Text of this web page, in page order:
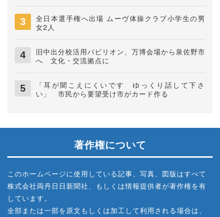
全日本選手権へ出場 ムーヴ体操クラブ小学生の男
女2人
旧中出分校活用パビリオン、万博会場から泉佐野市
へ 文化・交流拠点に
「耳が聞こえにくいです ゆっくり話して下さ
い」 市民から要望受け市がカード作る
著作権について
このホームページに使用している記事、写真、図版はすべて
株式会社両丹日日新聞社、もしくは情報提供者が著作権を有
しています。
全部または一部を原文もしくは加工して利用される場合は、